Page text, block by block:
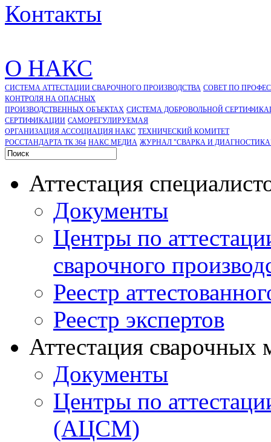
Контакты
О НАКС
СИСТЕМА АТТЕСТАЦИИ СВАРОЧНОГО ПРОИЗВОДСТВА СОВЕТ ПО
КОНТРОЛЯ НА ОПАСНЫХ
ПРОИЗВОДСТВЕННЫХ ОБЪЕКТАХ СИСТЕМА ДОБРОВОЛЬНОЙ
CЕРТИФИКАЦИИ САМОРЕГУЛИРУЕМАЯ
ОРГАНИЗАЦИЯ АССОЦИАЦИЯ НАКС ТЕХНИЧЕСКИЙ КОМИТЕТ
РОССТАНДАРТА ТК 364 НАКС МЕДИА ЖУРНАЛ "СВАРКА И
Аттестация
Документы
Центры по
сварочного
Реестр
Реестр экспертов
Аттестация сварочных
Документы
Центры по
(АЦСМ)